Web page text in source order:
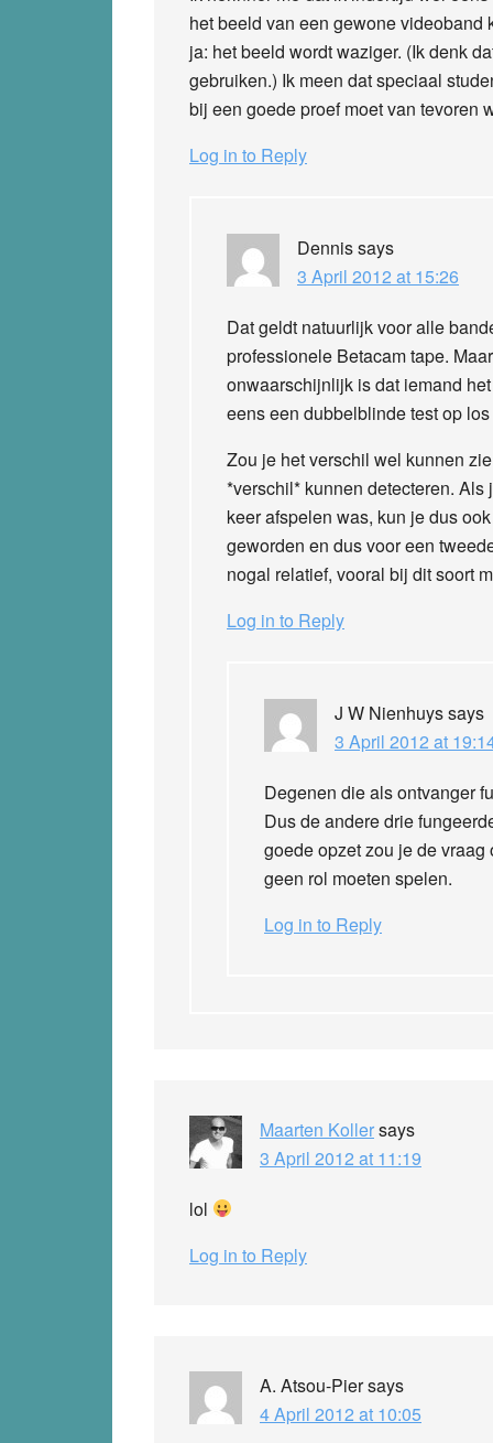
het beeld van een gewone
ja: het beeld wordt waziger. (Ik denk
gebruiken.) Ik meen dat speciaal
bij een goede proef moet van tevoren
Log in to Reply
Dennissays
3 April 2012 at 15:26
Dat geldt natuurlijk voor alle
professionele Betacam tape.
onwaarschijnlijk is dat iemand
eens een dubbelblinde test op
Zou je het verschil wel kunnen
*verschil* kunnen detecteren.
keer afspelen was, kun je dus
geworden en dus voor een
nogal relatief, vooral bij dit soort
Log in to Reply
J W Nienhuyssays
3 April 2012 at
Degenen die als ontvanger
Dus de andere drie
goede opzet zou je de
geen rol moeten spelen.
Log in to Reply
Maarten Kollersays
3 April 2012 at 11:19
lol
Log in to Reply
A. Atsou-Piersays
4 April 2012 at 10:05